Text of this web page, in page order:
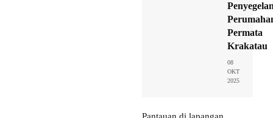
Permata
Krakatau
08
OKT
2025